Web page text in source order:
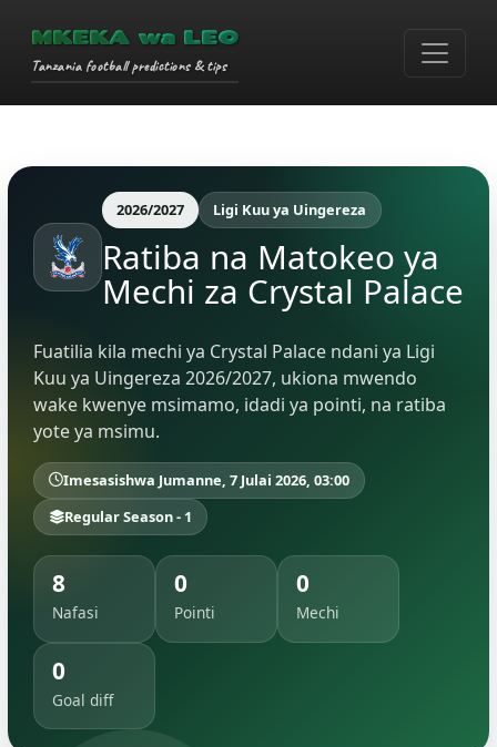
MKEKA wa LEO
Tanzania football predictions & tips
2026/2027 Ligi Kuu ya Uingereza
Ratiba na Matokeo ya
Mechi za Crystal Palace
Fuatilia kila mechi ya Crystal Palace ndani ya Ligi
Kuu ya Uingereza 2026/2027, ukiona mwendo
wake kwenye msimamo, idadi ya pointi, na ratiba
yote ya msimu.
Imesasishwa Jumanne, 7 Julai 2026, 03:00
Regular Season - 1
8
Nafasi
0
Pointi
0
Mechi
0
Goal diff